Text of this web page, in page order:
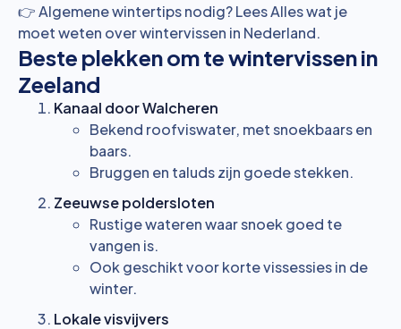
👉 Algemene wintertips nodig? LeesAlles wat je
moet weten over wintervissen in Nederland.
Beste plekken om te wintervissen in
Zeeland
Kanaal door Walcheren
Bekend roofviswater, met snoekbaars en
baars.
Bruggen en taluds zijn goede stekken.
Zeeuwse poldersloten
Rustige wateren waar snoek goed te
vangen is.
Ook geschikt voor korte vissessies in de
winter.
Lokale visvijvers